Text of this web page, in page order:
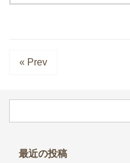
« Prev
最近の投稿